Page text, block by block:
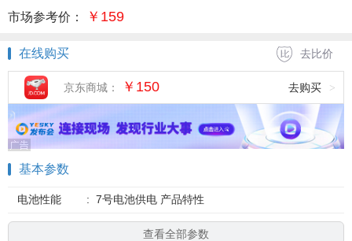
市场参考价： ￥159
在线购买 去比价
京东商城： ￥150 去购买 >
基本参数
电池性能 : 7号电池供电 产品特性
查看全部参数